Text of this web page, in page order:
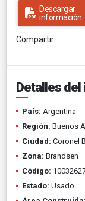
Descargar
información
Compartir
Detalles
País: Argentina
Región: Buenos
Ciudad: Coronel
Zona: Brandsen
Código:
Estado: Usado